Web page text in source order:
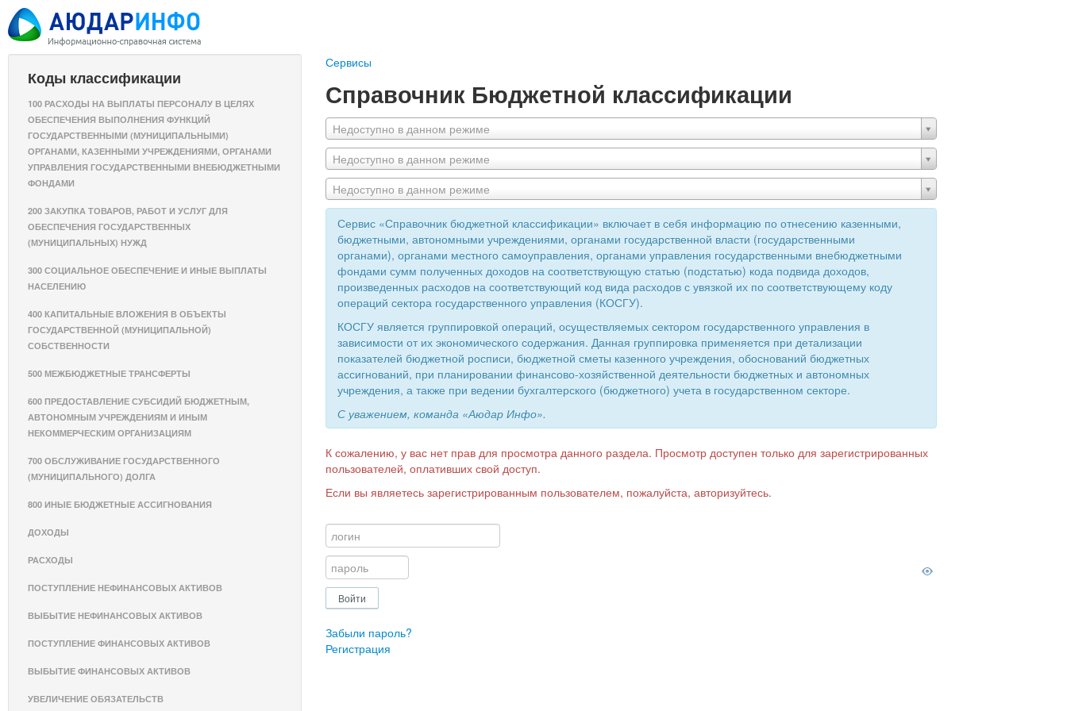
Коды классификации
100 РАСХОДЫ НА ВЫПЛАТЫ ПЕРСОНАЛУ В ЦЕЛЯХ
ОБЕСПЕЧЕНИЯ ВЫПОЛНЕНИЯ ФУНКЦИЙ
ГОСУДАРСТВЕННЫМИ (МУНИЦИПАЛЬНЫМИ)
ОРГАНАМИ, КАЗЕННЫМИ УЧРЕЖДЕНИЯМИ, ОРГАНАМИ
УПРАВЛЕНИЯ ГОСУДАРСТВЕННЫМИ ВНЕБЮДЖЕТНЫМИ
ФОНДАМИ
200 ЗАКУПКА ТОВАРОВ, РАБОТ И УСЛУГ ДЛЯ
ОБЕСПЕЧЕНИЯ ГОСУДАРСТВЕННЫХ
(МУНИЦИПАЛЬНЫХ) НУЖД
300 СОЦИАЛЬНОЕ ОБЕСПЕЧЕНИЕ И ИНЫЕ ВЫПЛАТЫ
НАСЕЛЕНИЮ
400 КАПИТАЛЬНЫЕ ВЛОЖЕНИЯ В ОБЪЕКТЫ
ГОСУДАРСТВЕННОЙ (МУНИЦИПАЛЬНОЙ)
СОБСТВЕННОСТИ
500 МЕЖБЮДЖЕТНЫЕ ТРАНСФЕРТЫ
600 ПРЕДОСТАВЛЕНИЕ СУБСИДИЙ БЮДЖЕТНЫМ,
АВТОНОМНЫМ УЧРЕЖДЕНИЯМ И ИНЫМ
НЕКОММЕРЧЕСКИМ ОРГАНИЗАЦИЯМ
700 ОБСЛУЖИВАНИЕ ГОСУДАРСТВЕННОГО
(МУНИЦИПАЛЬНОГО) ДОЛГА
800 ИНЫЕ БЮДЖЕТНЫЕ АССИГНОВАНИЯ
ДОХОДЫ
РАСХОДЫ
ПОСТУПЛЕНИЕ НЕФИНАНСОВЫХ АКТИВОВ
ВЫБЫТИЕ НЕФИНАНСОВЫХ АКТИВОВ
ПОСТУПЛЕНИЕ ФИНАНСОВЫХ АКТИВОВ
ВЫБЫТИЕ ФИНАНСОВЫХ АКТИВОВ
УВЕЛИЧЕНИЕ ОБЯЗАТЕЛЬСТВ
Сервисы
Справочник Бюджетной классификации
Недоступно в данном режиме
Недоступно в данном режиме
Недоступно в данном режиме
Сервис «Справочник бюджетной классификации» включает в себя информацию по отнесению казенными,
бюджетными, автономными учреждениями, органами государственной власти (государственными
органами), органами местного самоуправления, органами управления государственными внебюджетными
фондами сумм полученных доходов на соответствующую статью (подстатью) кода подвида доходов,
произведенных расходов на соответствующий код вида расходов с увязкой их по соответствующему коду
операций сектора государственного управления (КОСГУ).
КОСГУ является группировкой операций, осуществляемых сектором государственного управления в
зависимости от их экономического содержания. Данная группировка применяется при детализации
показателей бюджетной росписи, бюджетной сметы казенного учреждения, обоснований бюджетных
ассигнований, при планировании финансово-хозяйственной деятельности бюджетных и автономных
учреждения, а также при ведении бухгалтерского (бюджетного) учета в государственном секторе.
С уважением, команда «Аюдар Инфо».
К сожалению, у вас нет прав для просмотра данного раздела. Просмотр доступен только для зарегистрированных
пользователей, оплативших свой доступ.
Если вы являетесь зарегистрированным пользователем, пожалуйста, авторизуйтесь.
Забыли пароль?
Регистрация